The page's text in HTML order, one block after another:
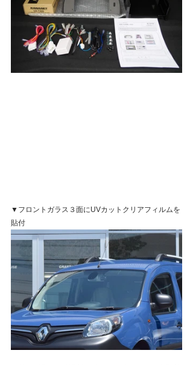
▼フロントガラス３面にUVカットクリアフィルムを
貼付